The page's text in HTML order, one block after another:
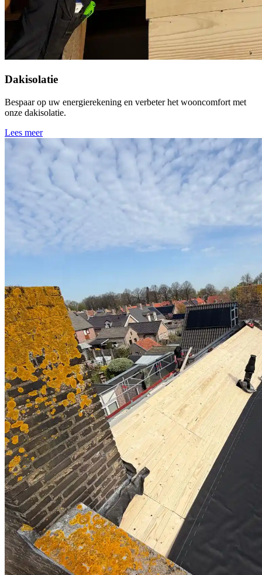
Dakisolatie
Bespaar op uw energierekening en verbeter het wooncomfort met
onze dakisolatie.
Lees meer